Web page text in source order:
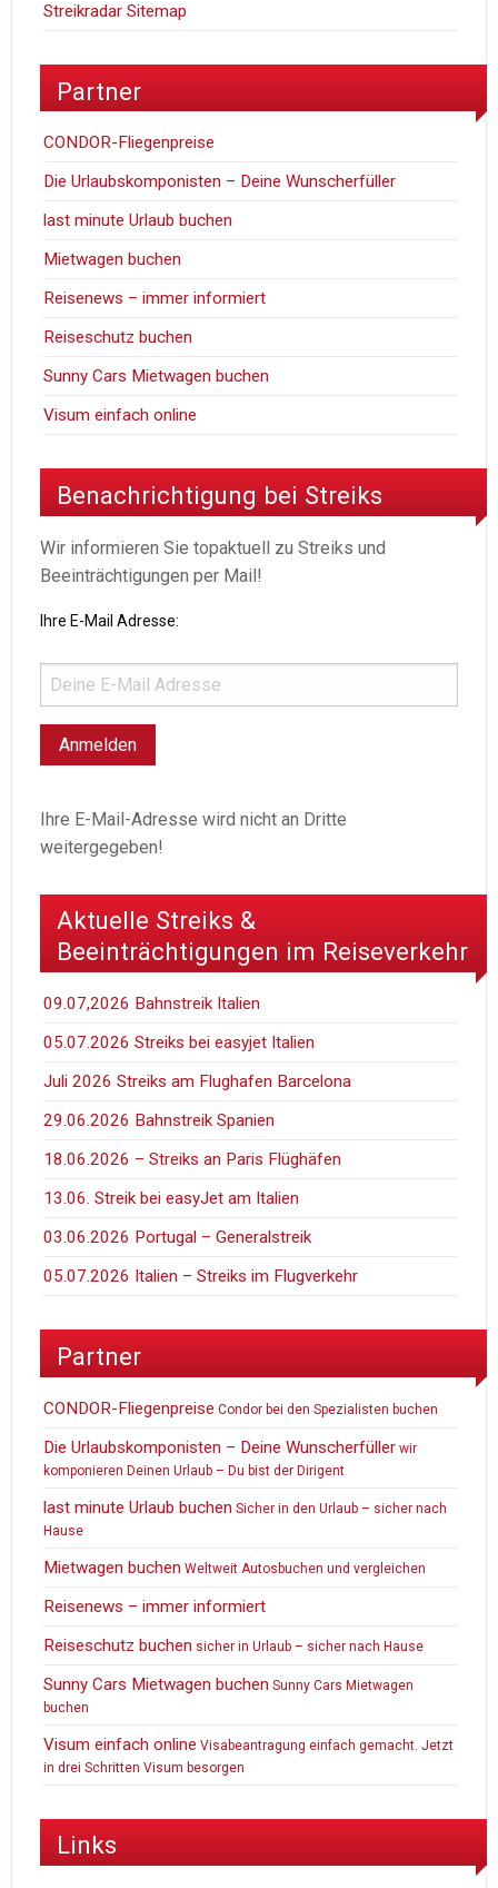
Streikradar Sitemap
Partner
CONDOR-Fliegenpreise
Die Urlaubskomponisten – Deine Wunscherfüller
last minute Urlaub buchen
Mietwagen buchen
Reisenews – immer informiert
Reiseschutz buchen
Sunny Cars Mietwagen buchen
Visum einfach online
Benachrichtigung bei Streiks
Wir informieren Sie topaktuell zu Streiks und
Beeinträchtigungen per Mail!
Ihre E-Mail Adresse:
Ihre E-Mail-Adresse wird nicht an Dritte
weitergegeben!
Aktuelle Streiks &
Beeinträchtigungen im Reiseverkehr
09.07,2026 Bahnstreik Italien
05.07.2026 Streiks bei easyjet Italien
Juli 2026 Streiks am Flughafen Barcelona
29.06.2026 Bahnstreik Spanien
18.06.2026 – Streiks an Paris Flüghäfen
13.06. Streik bei easyJet am Italien
03.06.2026 Portugal – Generalstreik
05.07.2026 Italien – Streiks im Flugverkehr
Partner
CONDOR-Fliegenpreise Condor bei den Spezialisten buchen
Die Urlaubskomponisten – Deine Wunscherfüller wir
komponieren Deinen Urlaub – Du bist der Dirigent
last minute Urlaub buchen Sicher in den Urlaub – sicher nach
Hause
Mietwagen buchen Weltweit Autosbuchen und vergleichen
Reisenews – immer informiert
Reiseschutz buchen sicher in Urlaub – sicher nach Hause
Sunny Cars Mietwagen buchen Sunny Cars Mietwagen
buchen
Visum einfach online Visabeantragung einfach gemacht. Jetzt
in drei Schritten Visum besorgen
Links